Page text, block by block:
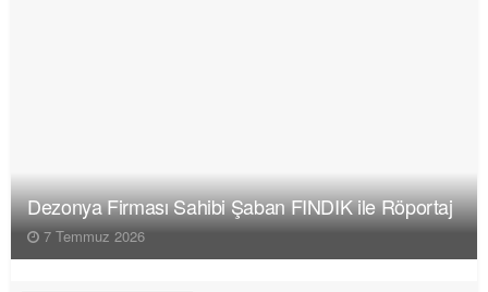
Dezonya Firması Sahibi Şaban FINDIK ile Röportaj
7 Temmuz 2026